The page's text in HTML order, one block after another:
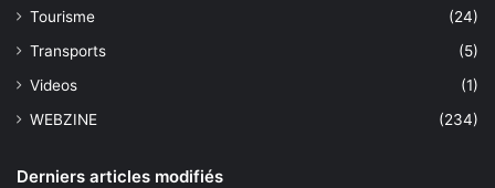
Tourisme
(24)
Transports
(5)
Videos
(1)
WEBZINE
(234)
Derniers articles modifiés